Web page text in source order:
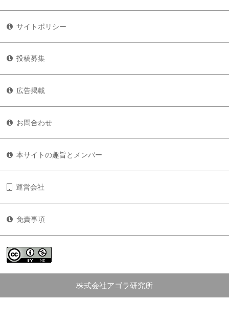
サイトポリシー
投稿募集
広告掲載
お問合わせ
本サイトの趣旨とメンバー
運営会社
免責事項
株式会社アゴラ研究所